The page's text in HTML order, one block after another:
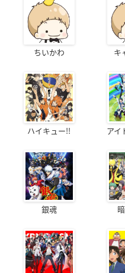
ちいかわ キ
ハイキュー!! アイ
銀魂